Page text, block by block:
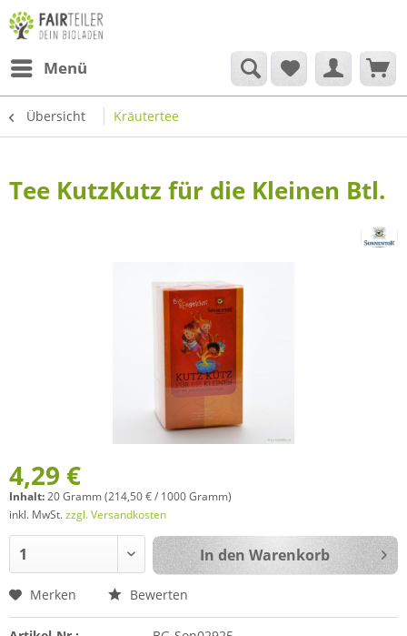
Menü
Übersicht Kräutertee
Tee KutzKutz für die Kleinen Btl.
4,29 €
Inhalt:20 Gramm (214,50 € / 1000 Gramm)
inkl. MwSt.zzgl. Versandkosten
In den Warenkorb
Merken Bewerten